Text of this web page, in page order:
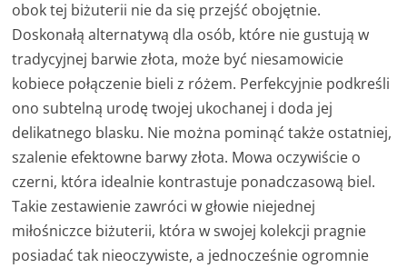
obok tej biżuterii nie da się przejść obojętnie.
Doskonałą alternatywą dla osób, które nie gustują w
tradycyjnej barwie złota, może być niesamowicie
kobiece połączenie bieli z różem. Perfekcyjnie podkreśli
ono subtelną urodę twojej ukochanej i doda jej
delikatnego blasku. Nie można pominąć także ostatniej,
szalenie efektowne barwy złota. Mowa oczywiście o
czerni, która idealnie kontrastuje ponadczasową biel.
Takie zestawienie zawróci w głowie niejednej
miłośniczce biżuterii, która w swojej kolekcji pragnie
posiadać tak nieoczywiste, a jednocześnie ogromnie